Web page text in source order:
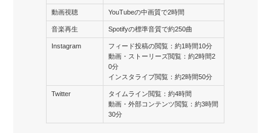
動画視聴 YouTubeの中画質で2時間
音楽再生 Spotifyの標準音質で約250曲
Instagram
フィード投稿の閲覧：約1時間10分
動画・ストーリーズ閲覧：約2時間2
0分
インスタライブ閲覧：約2時間50分
Twitter
タイムライン閲覧：約4時間
動画・外部コンテンツ閲覧：約3時間
30分